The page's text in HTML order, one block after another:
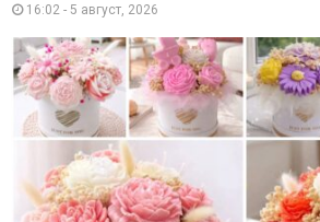
16:02 - 5 август, 2026